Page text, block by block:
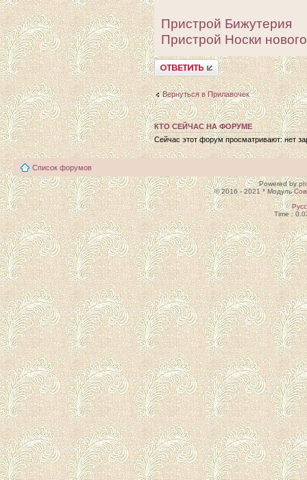
Пристрой Бижутерия
Пристрой Носки
Ответить
Вернуться в Прилавочек
КТО СЕЙЧАС НА ФОРУМЕ
Сейчас этот форум просматривают: нет
Список форумов
Powered by
© 2016 - 2021 * Модуль
Time :